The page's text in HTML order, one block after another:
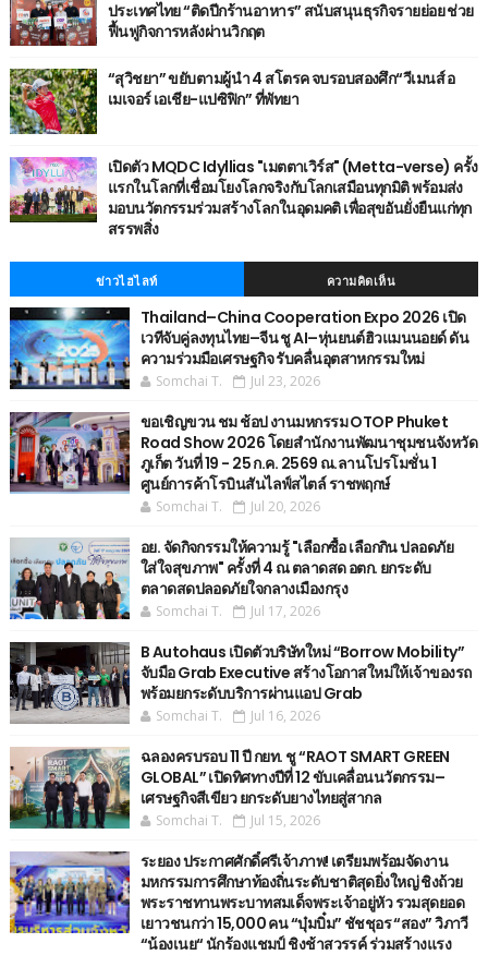
ประเทศไทย “ติดปีกร้านอาหาร” สนับสนุนธุรกิจรายย่อย ช่วย
ฟื้นฟูกิจการหลังผ่านวิกฤต
“สุวิชยา” ขยับตามผู้นำ 4 สโตรค จบรอบสองศึก“วีเมนส์ อ
เมเจอร์ เอเชีย-แปซิฟิก” ที่พัทยา
เปิดตัว MQDC Idyllias "เมตตาเวิร์ส" (Metta-verse) ครั้ง
แรกในโลกที่เชื่อมโยงโลกจริงกับโลกเสมือนทุกมิติ พร้อมส่ง
มอบนวัตกรรมร่วมสร้างโลกในอุดมคติ เพื่อสุขอันยั่งยืนแก่ทุก
สรรพสิ่ง
ข่าวไฮไลท์ ความคิดเห็น
Thailand–China Cooperation Expo 2026 เปิด
เวทีจับคู่ลงทุนไทย–จีน ชู AI–หุ่นยนต์ฮิวแมนนอยด์ ดัน
ความร่วมมือเศรษฐกิจ รับคลื่นอุตสาหกรรมใหม่
Somchai T. Jul 23, 2026
ขอเชิญขวน ชม ช้อป งานมหกรรม OTOP Phuket
Road Show 2026 โดยสำนักงานพัฒนาชุมชนจังหวัด
ภูเก็ต วันที่ 19 - 25 ก.ค. 2569 ณ.ลานโปรโมชั่น 1
ศูนย์การค้าโรบินสันไลฟ์สไตล์ ราชพฤกษ์
Somchai T. Jul 20, 2026
อย. จัดกิจกรรมให้ความรู้ "เลือกซื้อ เลือกกิน ปลอดภัย
ใส่ใจสุขภาพ" ครั้งที่ 4 ณ ตลาดสด อตก. ยกระดับ
ตลาดสดปลอดภัยใจกลางเมืองกรุง
Somchai T. Jul 17, 2026
B Autohaus เปิดตัวบริษัทใหม่ “Borrow Mobility”
จับมือ Grab Executive สร้างโอกาสใหม่ให้เจ้าของรถ
พร้อมยกระดับบริการผ่านแอป Grab
Somchai T. Jul 16, 2026
ฉลองครบรอบ 11 ปี กยท. ชู “RAOT SMART GREEN
GLOBAL” เปิดทิศทางปีที่ 12 ขับเคลื่อนนวัตกรรม–
เศรษฐกิจสีเขียว ยกระดับยางไทยสู่สากล
Somchai T. Jul 15, 2026
ระยอง ประกาศศักดิ์ศรีเจ้าภาพ! เตรียมพร้อมจัดงาน
มหกรรมการศึกษาท้องถิ่นระดับชาติสุดยิ่งใหญ่ ชิงถ้วย
พระราชทานพระบาทสมเด็จพระเจ้าอยู่หัว รวมสุดยอด
เยาวชนกว่า 15,000 คน “บุ๋มบิ๋ม” ชัชชุอร “สอง” วิภาวี
“น้องเนย“ นักร้องแชมป์ ชิงช้าสวรรค์ ร่วมสร้างแรง